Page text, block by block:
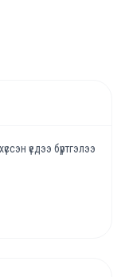
үедээ бүртгэлээ